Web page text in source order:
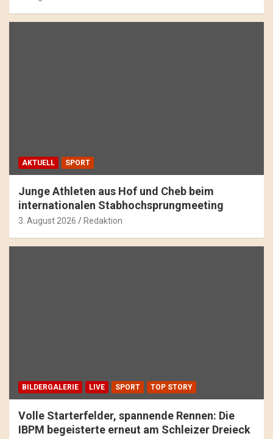
AKTUELL SPORT
Junge Athleten aus Hof und Cheb beim
internationalen Stabhochsprungmeeting
3. August 2026 Redaktion
BILDERGALERIE LIVE SPORT TOP STORY
Volle Starterfelder, spannende Rennen: Die
IBPM begeisterte erneut am Schleizer Dreieck